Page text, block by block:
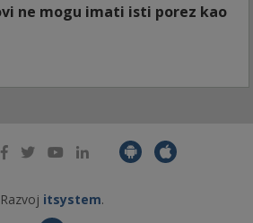
ne mogu imati isti porez kao
Razvoj itsystem.